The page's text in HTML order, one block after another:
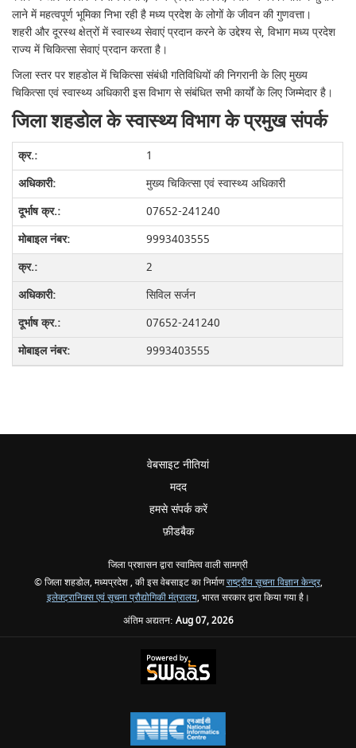
लाने में महत्वपूर्ण भूमिका निभा रही है मध्य प्रदेश के लोगों के जीवन की गुणवत्ता।
शहरी और दूरस्थ क्षेत्रों में स्वास्थ्य सेवाएं प्रदान करने के उद्देश्य से, विभाग मध्य प्रदेश
राज्य में चिकित्सा सेवाएं प्रदान करता है।
जिला स्तर पर शहडोल में चिकित्सा संबंधी गतिविधियों की निगरानी के लिए मुख्य
चिकित्सा एवं स्वास्थ्य अधिकारी इस विभाग से संबंधित सभी कार्यों के लिए जिम्मेदार है।
जिला शहडोल के स्वास्थ्य विभाग के प्रमुख संपर्क
1
मुख्य चिकित्सा एवं स्वास्थ्य अधिकारी
07652-241240
9993403555
2
सिविल सर्जन
07652-241240
9993403555
वेबसाइट नीतियां
मदद
हमसे संपर्क करें
फ़ीडबैक
जिला प्रशासन द्वारा स्वामित्व वाली सामग्री
© जिला शहडोल, मध्यप्रदेश , की इस वेबसाइट का निर्माणराष्ट्रीय सूचना विज्ञान केन्द्र,
इलेक्ट्रानिक्स एवं सूचना प्रौद्योगिकी मंत्रालय, भारत सरकार द्वारा किया गया है।
अंतिम अद्यतन: Aug 07, 2026